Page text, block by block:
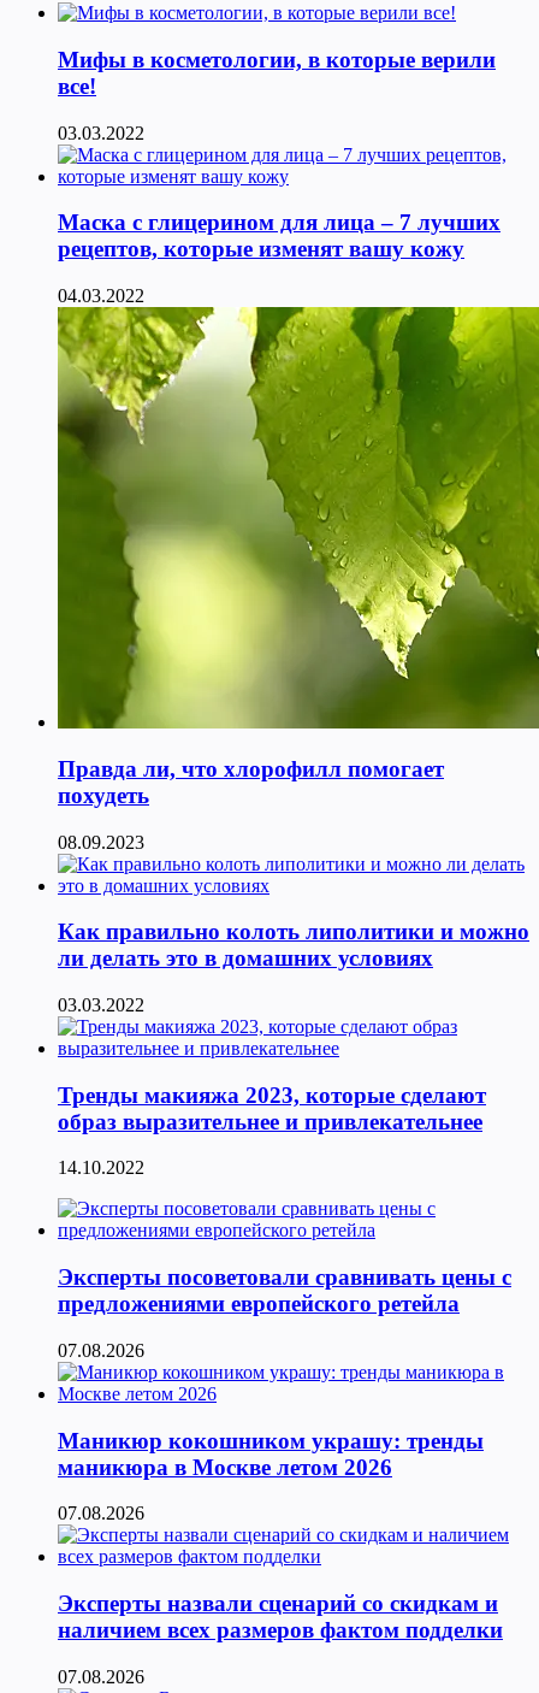
Мифы в косметологии, в которые верили
все!
03.03.2022
Маска с глицерином для лица – 7 лучших
рецептов, которые изменят вашу кожу
04.03.2022
Правда ли, что хлорофилл помогает
похудеть
08.09.2023
Как правильно колоть липолитики и можно
ли делать это в домашних условиях
03.03.2022
Тренды макияжа 2023, которые сделают
образ выразительнее и привлекательнее
14.10.2022
Эксперты посоветовали сравнивать цены с
предложениями европейского ретейла
07.08.2026
Маникюр кокошником украшу: тренды
маникюра в Москве летом 2026
07.08.2026
Эксперты назвали сценарий со скидкам и
наличием всех размеров фактом подделки
07.08.2026